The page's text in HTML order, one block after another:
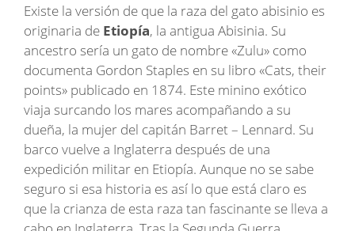
Existe la versión de que la raza del gato abisinio es
originaria de Etiopía, la antigua Abisinia. Su
ancestro sería un gato de nombre «Zulu» como
documenta Gordon Staples en su libro «Cats, their
points» publicado en 1874. Este minino exótico
viaja surcando los mares acompañando a su
dueña, la mujer del capitán Barret – Lennard. Su
barco vuelve a Inglaterra después de una
expedición militar en Etiopía. Aunque no se sabe
seguro si esa historia es así lo que está claro es
que la crianza de esta raza tan fascinante se lleva a